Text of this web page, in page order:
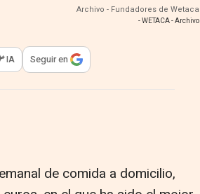
Archivo - Fundadores de Wetaca
- WETACA - Archivo
para compartir
IA Seguir en
de comida a domicilio,